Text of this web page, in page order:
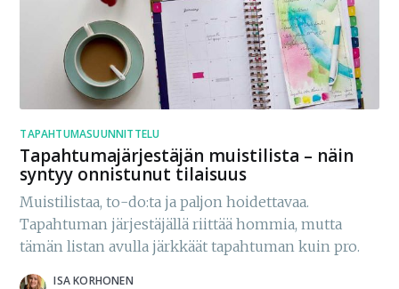
TAPAHTUMASUUNNITTELU
Tapahtumajärjestäjän muistilista – näin
syntyy onnistunut tilaisuus
Muistilistaa, to-do:ta ja paljon hoidettavaa.
Tapahtuman järjestäjällä riittää hommia, mutta
tämän listan avulla järkkäät tapahtuman kuin pro.
ISA KORHONEN